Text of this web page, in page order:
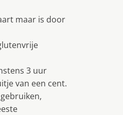
maar is door
3 uur
van een cent.